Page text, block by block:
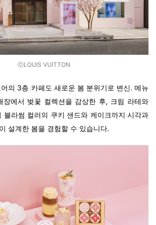
ⓒLOUIS VUITTON
어의 3층 카페도 새로운 봄 분위기로 변신. 메뉴
장에서 벚꽃 컬렉션을 감상한 후, 크림 라테와
블라썸 컬러의 쿠키 샌드와 케이크까지 시각과
설계한 봄을 경험할 수 있습니다.